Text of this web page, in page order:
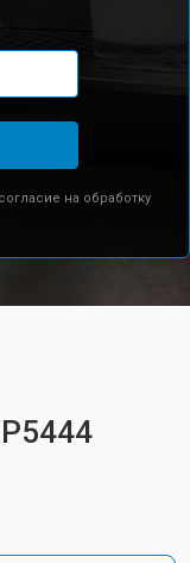
на обработку